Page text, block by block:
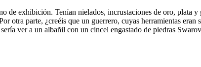
de exhibición. Tenían nielados, incrustaciones de oro, plata
otra parte, ¿creéis que un guerrero, cuyas herramientas eran
ver a un albañil con un cincel engastado de piedras